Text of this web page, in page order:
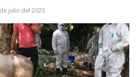
julio del 2023